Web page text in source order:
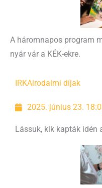
A háromnapos program
nyár vár a KÉK-ekre.
IRKAirodalmi díjak
2025. június 23.
Lássuk, kik kapták idén